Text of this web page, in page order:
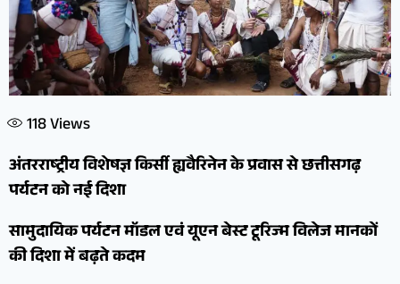
118Views
अंतरराष्ट्रीय विशेषज्ञ किर्सी ह्यवैरिनेन के प्रवास से छत्तीसगढ़
पर्यटन को नई दिशा
सामुदायिक पर्यटन मॉडल एवं यूएन बेस्ट टूरिज्म विलेज मानकों
की दिशा में बढ़ते कदम